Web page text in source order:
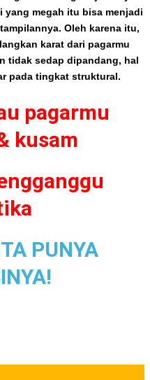
yang megah itu bisa menjadi
Oleh karena itu,
karat dari pagarmu
tidak sedap dipandang, hal
pada tingkat struktural.
pagarmu
kusam
PUNYA